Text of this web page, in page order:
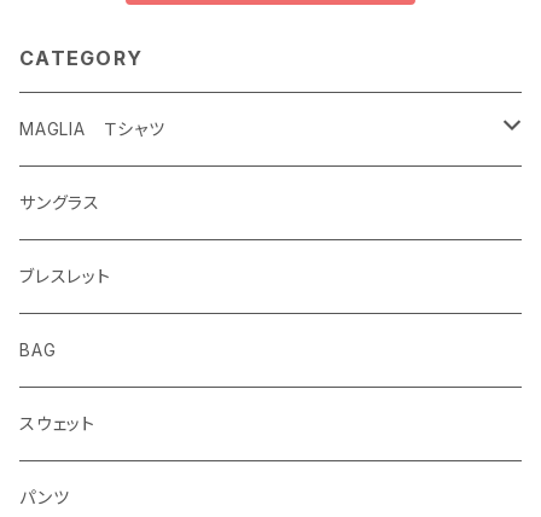
CATEGORY
MAGLIA Ｔシャツ
ETERNAL
サングラス
ブレスレット
BAG
スウェット
パンツ